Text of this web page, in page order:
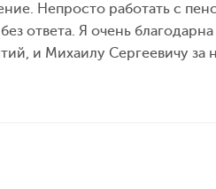
Непросто работать с
ответа. Я очень благодарна
и Михаилу Сергеевичу за